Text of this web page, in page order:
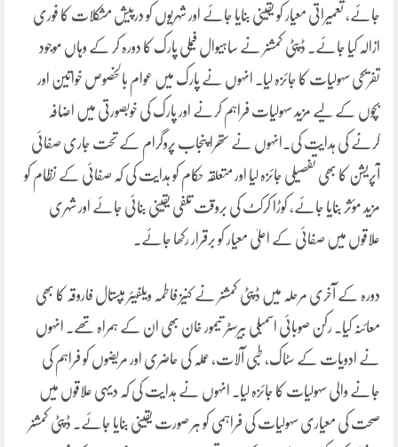
جائے، تعمیراتی معیار کو یقینی بنایا جائے اور شہریوں کو درپیش مشکلات کا فوری
ازالہ کیا جائے۔ ڈپٹی کمشنر نے ساہیوال فیملی پارک کا دورہ کر کے وہاں موجود
تفریحی سہولیات کا جائزہ لیا۔ انہوں نے پارک میں عوام بالخصوص خواتین اور
بچوں کے لیے مزید سہولیات فراہم کرنے اور پارک کی خوبصورتی میں اضافہ
کرنے کی ہدایت کی۔انہوں نے ستھرا پنجاب پروگرام کے تحت جاری صفائی
آپریشن کا بھی تفصیلی جائزہ لیا اور متعلقہ حکام کو ہدایت کی کہ صفائی کے نظام کو
مزید مؤثر بنایا جائے، کوڑا کرکٹ کی بروقت تلفی یقینی بنائی جائے اور شہری
علاقوں میں صفائی کے اعلیٰ معیار کو برقرار رکھا جائے۔
دورہ کے آخری مرحلہ میں ڈپٹی کمشنر نے کنیز فاطمہ ویلفیئر ہپستال فاروقہ کا بھی
معائنہ کیا۔ رکن صوبائی اسمبلی بیرسٹر تیمور خان بھی ان کے ہمراہ تھے۔ انہوں
نے ادویات کے سٹاک، طبی آلات، عملہ کی حاضری اور مریضوں کو فراہم کی
جانے والی سہولیات کا جائزہ لیا۔ انہوں نے ہدایت کی کہ دیہی علاقوں میں
صحت کی معیاری سہولیات کی فراہمی کو ہر صورت یقینی بنایا جائے۔ ڈپٹی کمشنر